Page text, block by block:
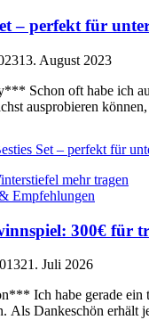
– perfekt für
13. August 2023
Schon oft habe ich auf
ausprobieren
Set – perfekt für
Empfehlungen
300€ für
21. Juli 2026
Ich habe gerade ein
Als Dankeschön erhält